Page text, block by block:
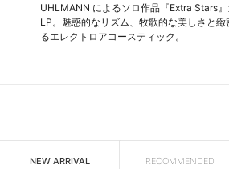
UHLMANN によるソロ作品『Extra Stars
LP。魅惑的なリズム、牧歌的な美しさと
るエレクトロアコースティック。
NEW ARRIVAL RECOMMENDED